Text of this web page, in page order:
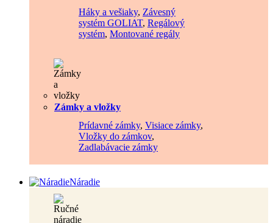
Háky a vešiaky, Závesný
systém GOLIAT, Regálový
systém, Montované regály
Zámky a vložky
Prídavné zámky, Visiace zámky,
Vložky do zámkov,
Zadlabávacie zámky
Náradie